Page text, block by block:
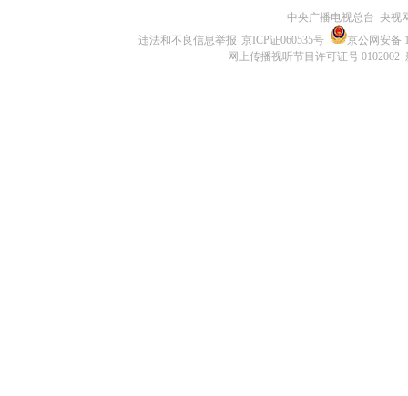
中央广播电视总台 央视
违法和不良信息举报 京ICP证060535号
京公网安备
网上传播视听节目许可证号 0102002